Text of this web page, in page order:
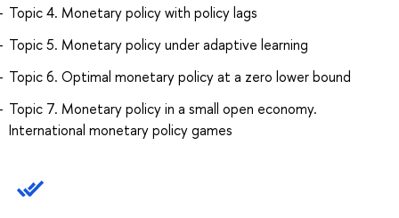
Topic 4. Monetary policy with policy lags
Topic 5. Monetary policy under adaptive learning
Topic 6. Optimal monetary policy at a zero lower bound
Topic 7. Monetary policy in a small open economy.
International monetary policy games